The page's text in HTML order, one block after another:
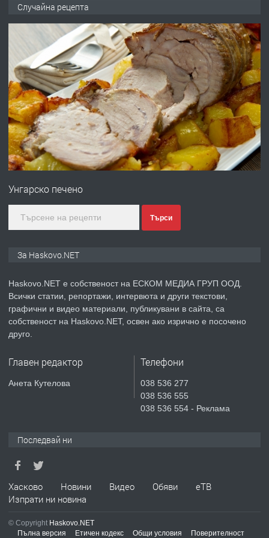
АПАРТАМЕНТ В ЦЕНТЪРА НА ГР.
ХАСКОВО
преди 4 дни
ПРЕДЛАГА Давам гараж под наем
преди 4 дни
ПРЕДЛАГА
№4120 Магазин/Офис под наем в кв.
преди 5 дни
ПРЕДЛАГА
Продавам парцел в гр. Хасково кв.
СГЛОБЯВАНЕ НА МЕБЕЛИ.
ПРЕДЛАГА
№4119 Едностаен обзаведен
Случайна рецепта
Унгарско печено
Търси
За Haskovo.NET
Haskovo.NET е собственост на ЕСКОМ МЕДИА ГРУП ООД.
Всички статии, репортажи, интервюта и други текстови,
графични и видео материали, публикувани в сайта, са
собственост на Haskovo.NET, освен ако изрично е посочено
друго.
Главен редактор
Анета Кутелова
Телефони
038 536 277
038 536 555
038 536 554 - Реклама
Последвай ни
Хасково Новини Видео Обяви
еТВ
Изпрати ни новина
© Copyright Haskovo.NET
Пълна версия
Етичен кодекс Общи условия Поверителност